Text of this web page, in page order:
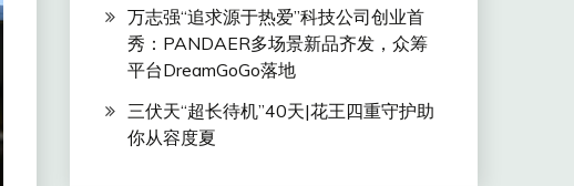
万志强“追求源于热爱”科技公司创业首
秀：PANDAER多场景新品齐发，众筹
平台DreamGoGo落地
三伏天“超长待机”40天|花王四重守护助
你从容度夏